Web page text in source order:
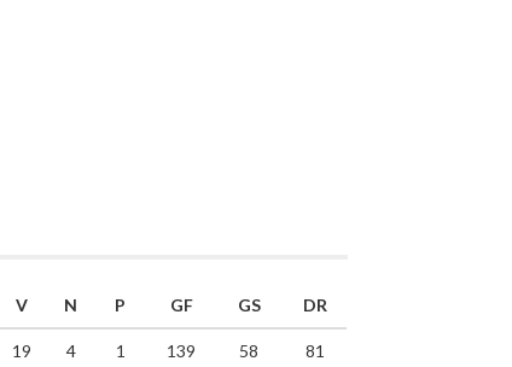
V N P GF GS DR
19 4 1 139 58 81